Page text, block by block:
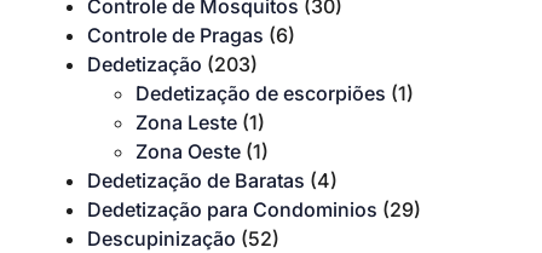
Controle de Mosquitos (30)
Controle de Pragas (6)
Dedetização (203)
Dedetização de escorpiões (1)
Zona Leste (1)
Zona Oeste (1)
Dedetização de Baratas (4)
Dedetização para Condominios (29)
Descupinização (52)